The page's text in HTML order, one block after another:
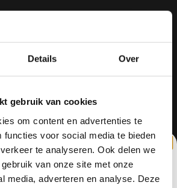
Details Over
gebruik van cookies
om content en advertenties te
functies voor social media te bieden
te analyseren. Ook delen we
van onze site met onze
media, adverteren en analyse. Deze
REVIEWS
/ 10 810 reviews
SHOP.NL
quadcopter-shop een bekende
van drones, quadcopters,
beestje hoeft maar een naam